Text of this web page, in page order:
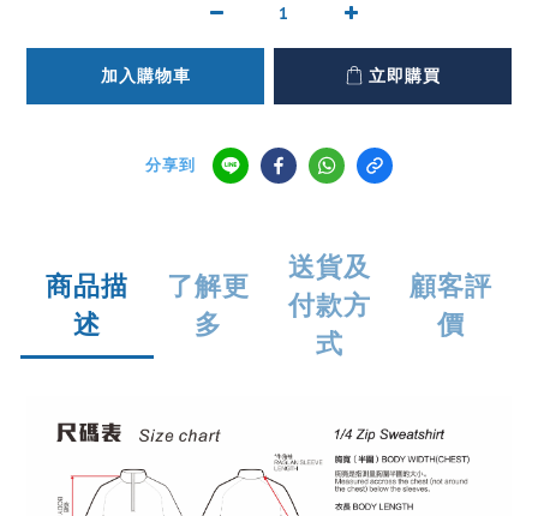
加入購物車 立即購買
分享到
商品描
述
了解更
多
送貨及
付款方
式
顧客評
價